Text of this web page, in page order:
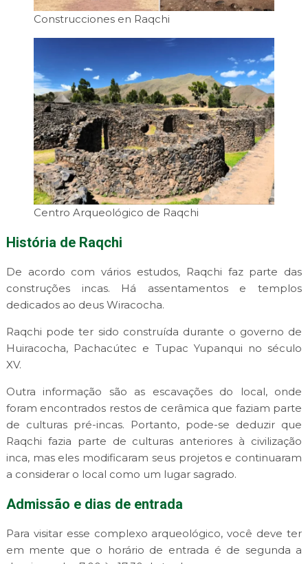
Construcciones en Raqchi
Centro Arqueológico de Raqchi
História de Raqchi
De acordo com vários estudos, Raqchi faz parte das
construções incas. Há assentamentos e templos
dedicados ao deus Wiracocha.
Raqchi pode ter sido construída durante o governo de
Huiracocha, Pachacútec e Tupac Yupanqui no século
XV.
Outra informação são as escavações do local, onde
foram encontrados restos de cerâmica que faziam parte
de culturas pré-incas. Portanto, pode-se deduzir que
Raqchi fazia parte de culturas anteriores à civilização
inca, mas eles modificaram seus projetos e continuaram
a considerar o local como um lugar sagrado.
Admissão e dias de entrada
Para visitar esse complexo arqueológico, você deve ter
em mente que o horário de entrada é de segunda a